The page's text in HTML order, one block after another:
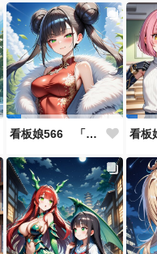
看板娘566 「ナンシー・ツァオのよもやま話」